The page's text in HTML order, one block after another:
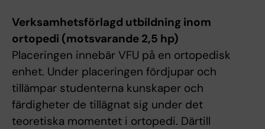
Verksamhetsförlagd utbildning inom
ortopedi (motsvarande 2,5 hp)
Placeringen innebär VFU på en ortopedisk
enhet. Under placeringen fördjupar och
tillämpar studenterna kunskaper och
färdigheter de tillägnat sig under det
teoretiska momentet i ortopedi. Därtill